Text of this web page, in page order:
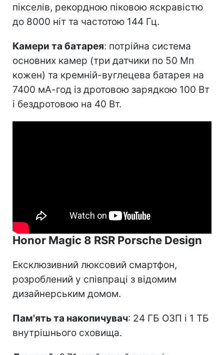
пікселів, рекордною піковою яскравістю
до 8000 ніт та частотою 144 Гц.
Камери та батарея: потрійна система
основних камер (три датчики по 50 Мп
кожен) та кремній-вуглецева батарея на
7400 мА-год із дротовою зарядкою 100 Вт
і бездротовою на 40 Вт.
Honor Magic 8 RSR Porsche Design
Ексклюзивний люксовий смартфон,
розроблений у співпраці з відомим
дизайнерським домом.
Пам'ять та накопичувач: 24 ГБ ОЗП і 1 ТБ
внутрішнього сховища.